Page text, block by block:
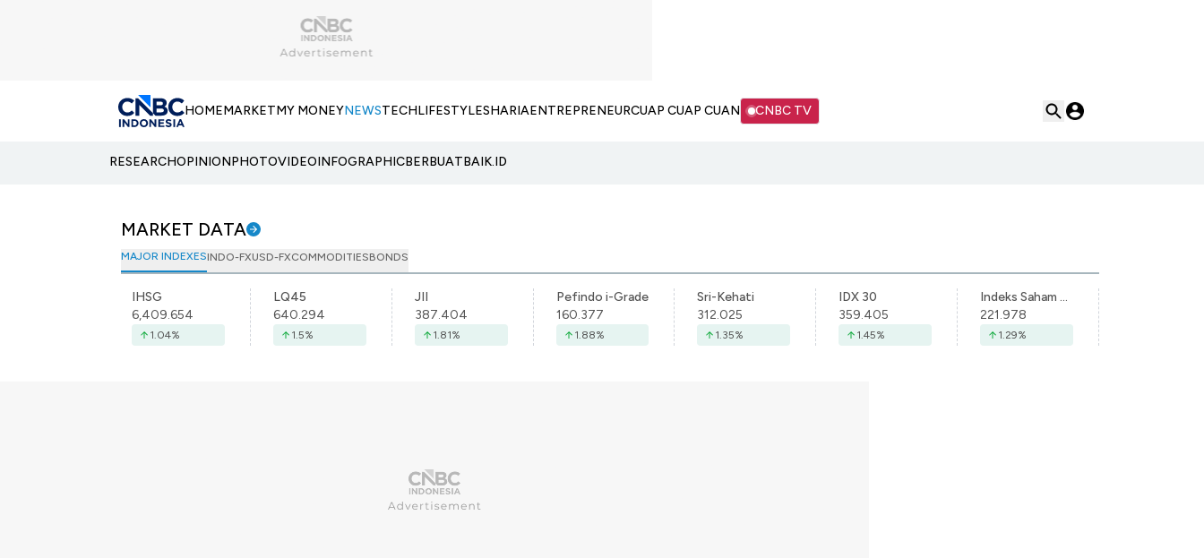
HOMEMARKETMY MONEYNEWSTECHLIFESTYLESHARIAENTREPRENEURCUAP CUAP CUAN CNBC TV
RESEARCHOPINIONPHOTOVIDEOINFOGRAPHICBERBUATBAIK.ID
MARKET DATA
MAJOR INDEXESINDO-FXUSD-FXCOMMODITIESBONDS
IHSG
6,409.654
1.04%
LQ45
640.294
1.5%
JII
387.404
1.81%
Pefindo i-Grade
160.377
1.88%
Sri-Kehati
312.025
1.35%
IDX 30
359.405
1.45%
Indeks Saham Syariah Indonesia
221.978
1.29%